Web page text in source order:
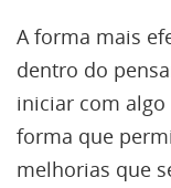
A forma mais
dentro do
iniciar com
forma que
melhorias que